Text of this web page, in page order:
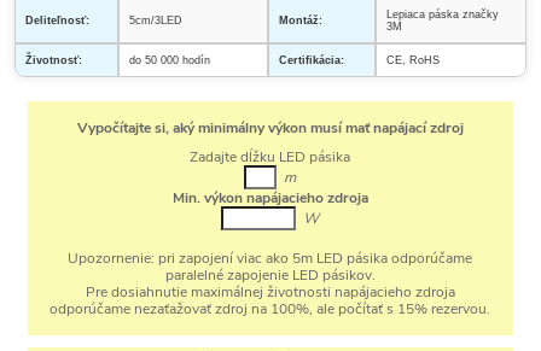
Deliteľnosť: 5cm/3LED Montáž:
Lepiaca páska značky
3M
Životnosť: do 50 000 hodín Certifikácia: CE, RoHS
Vypočítajte si, aký minimálny výkon musí mať napájací zdroj
Zadajte dĺžku LED pásika
m
Min. výkon napájacieho zdroja
W
Upozornenie: pri zapojení viac ako 5m LED pásika odporúčame
paralelné zapojenie LED pásikov.
Pre dosiahnutie maximálnej životnosti napájacieho zdroja
odporúčame nezaťažovať zdroj na 100%, ale počítať s 15% rezervou.